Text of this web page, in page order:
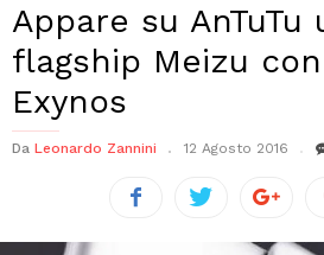
Appare su AnTuTu
flagship Meizu con
Exynos
Da Leonardo Zannini 12 Agosto 2016